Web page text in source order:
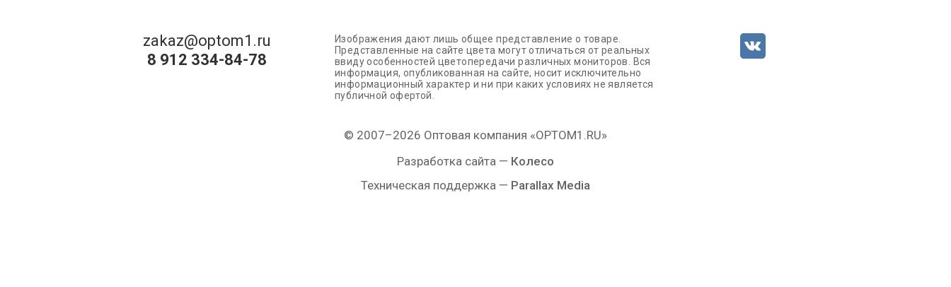
zakaz@optom1.ru
8 912 334-84-78
Изображения дают лишь общее представление о товаре.
Представленные на сайте цвета могут отличаться от реальных
ввиду особенностей цветопередачи различных мониторов. Вся
информация, опубликованная на сайте, носит исключительно
информационный характер и ни при каких условиях не является
публичной офертой.
© 2007–2026 Оптовая компания «OPTOM1.RU»
Разработка сайта — Колесо
Техническая поддержка — Parallax Media